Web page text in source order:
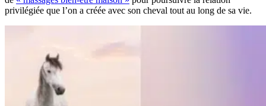
privilégiée que l’on a créée avec son cheval tout au long de sa vie.